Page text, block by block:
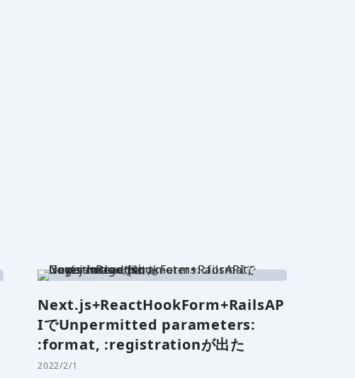
Next.js+ReactHookForm+RailsAP
IでUnpermitted parameters:
:format, :registrationが出た
2022/2/1